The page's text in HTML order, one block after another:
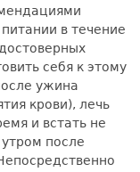
в течение
себя к этому
ужина
крови), лечь
и встать не
после